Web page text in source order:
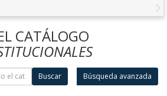
CATÁLOGO
Buscar Búsqueda avanzada